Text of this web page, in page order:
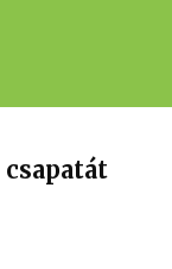
csapatát